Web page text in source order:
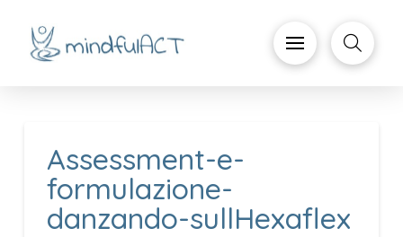
Assessment-e-
formulazione-
danzando-sullHexaflex